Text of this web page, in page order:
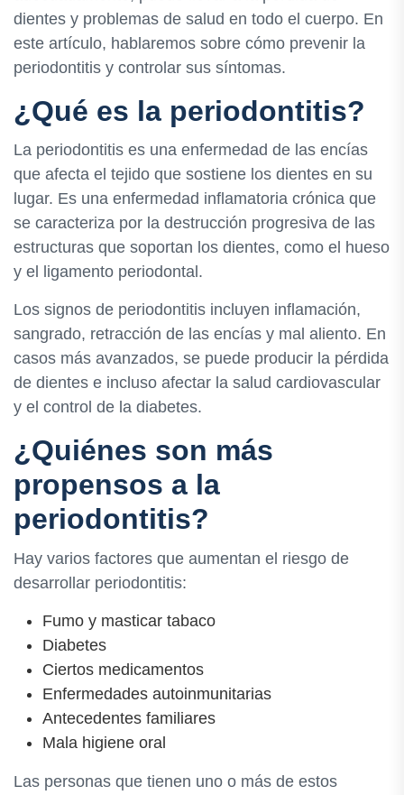
dientes y problemas de salud en todo el cuerpo. En
este artículo, hablaremos sobre cómo prevenir la
periodontitis y controlar sus síntomas.
¿Qué es la periodontitis?
La periodontitis es una enfermedad de las encías
que afecta el tejido que sostiene los dientes en su
lugar. Es una enfermedad inflamatoria crónica que
se caracteriza por la destrucción progresiva de las
estructuras que soportan los dientes, como el hueso
y el ligamento periodontal.
Los signos de periodontitis incluyen inflamación,
sangrado, retracción de las encías y mal aliento. En
casos más avanzados, se puede producir la pérdida
de dientes e incluso afectar la salud cardiovascular
y el control de la diabetes.
¿Quiénes son más
propensos a la
periodontitis?
Hay varios factores que aumentan el riesgo de
desarrollar periodontitis:
Fumo y masticar tabaco
Diabetes
Ciertos medicamentos
Enfermedades autoinmunitarias
Antecedentes familiares
Mala higiene oral
Las personas que tienen uno o más de estos